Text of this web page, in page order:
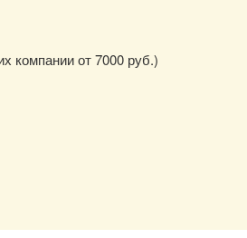
компании от 7000 руб.)